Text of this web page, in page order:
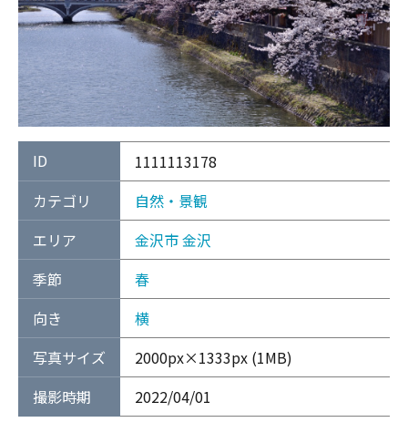
ID
1111113178
カテゴリ
自然・景観
エリア
金沢市金沢
季節
春
向き
横
写真サイズ
2000px×1333px (1MB)
撮影時期
2022/04/01